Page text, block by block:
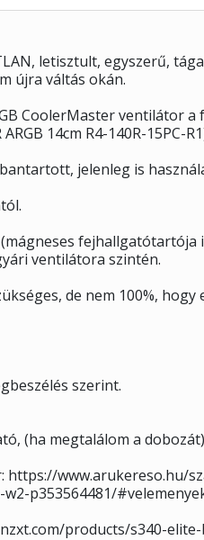
letisztult, egyszerű,
újra váltás okán.
CoolerMaster ventilátor
14cm R4-140R-15PC-
jelenleg is
fejhallgatótartója
ventilátora szintén.
de nem 100%, hogy
szerint.
(ha megtalálom a
https://www.arukereso.hu/
p353564481/
products/s340-